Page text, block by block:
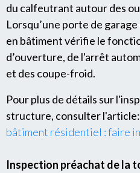
du calfeutrant autour des
Lorsqu’une porte de
en bâtiment vérifie le
d’ouverture, de l'arrêt
et des coupe-froid.
Pour plus de détails sur
structure, consulter l'article:
bâtiment résidentiel : faire
Inspection préachat de la